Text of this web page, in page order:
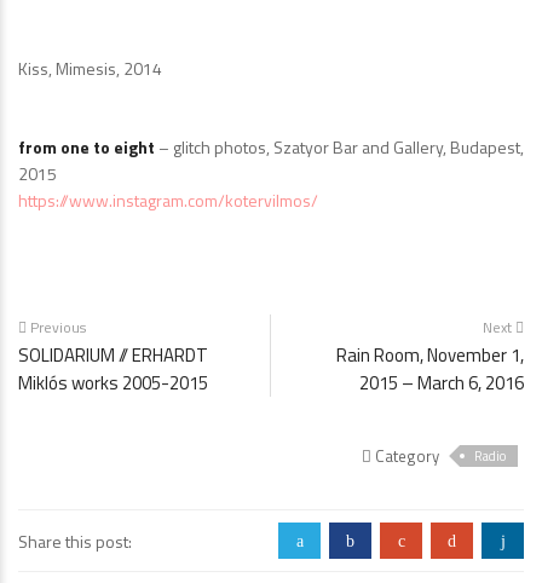
Kiss, Mimesis, 2014
from one to eight – glitch photos, Szatyor Bar and Gallery, Budapest,
2015
https://www.instagram.com/kotervilmos/
Previous
SOLIDARIUM // ERHARDT
Miklós works 2005-2015
Next
Rain Room, November 1,
2015 – March 6, 2016
Category Radio
Share this post: a b c d j